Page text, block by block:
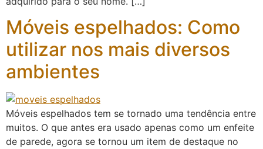
Móveis espelhados: Como
utilizar nos mais diversos
ambientes
Móveis espelhados tem se tornado uma tendência entre
muitos. O que antes era usado apenas como um enfeite
de parede, agora se tornou um item de destaque no